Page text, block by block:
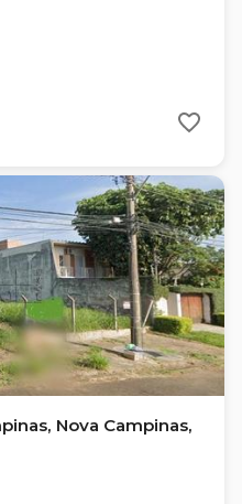
Nova Campinas,